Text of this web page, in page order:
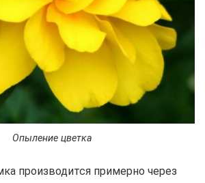
Опыление цветка
производится примерно через